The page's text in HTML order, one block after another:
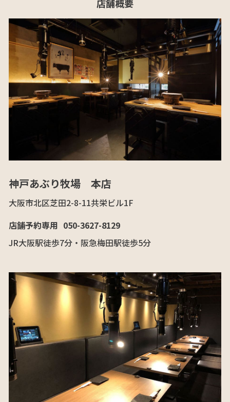
店舗概要
神戸あぶり牧場 本店
大阪市北区芝田2-8-11共栄ビル1F
店舗予約専用 050-3627-8129
JR大阪駅徒歩7分・阪急梅田駅徒歩5分